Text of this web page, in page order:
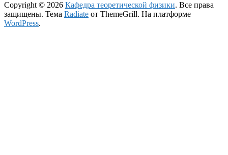
Copyright © 2026 Кафедра теоретической физики. Все права
защищены. Тема Radiate от ThemeGrill. На платформе
WordPress.